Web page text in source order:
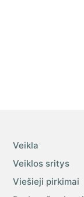
Veikla
Veiklos sritys
Viešieji pirkimai